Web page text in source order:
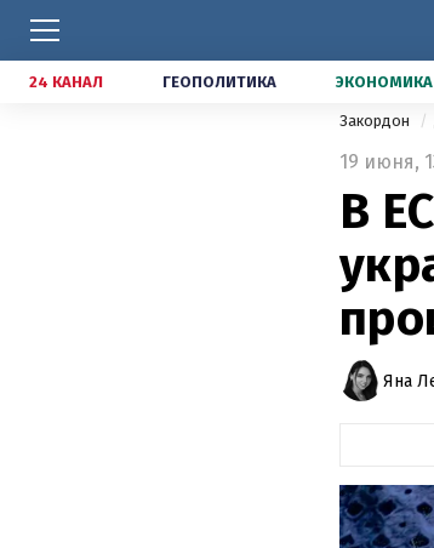
24 КАНАЛ ГЕОПОЛИТИКА ЭКОНОМИКА
Закордон
19 июня,
В
Яна